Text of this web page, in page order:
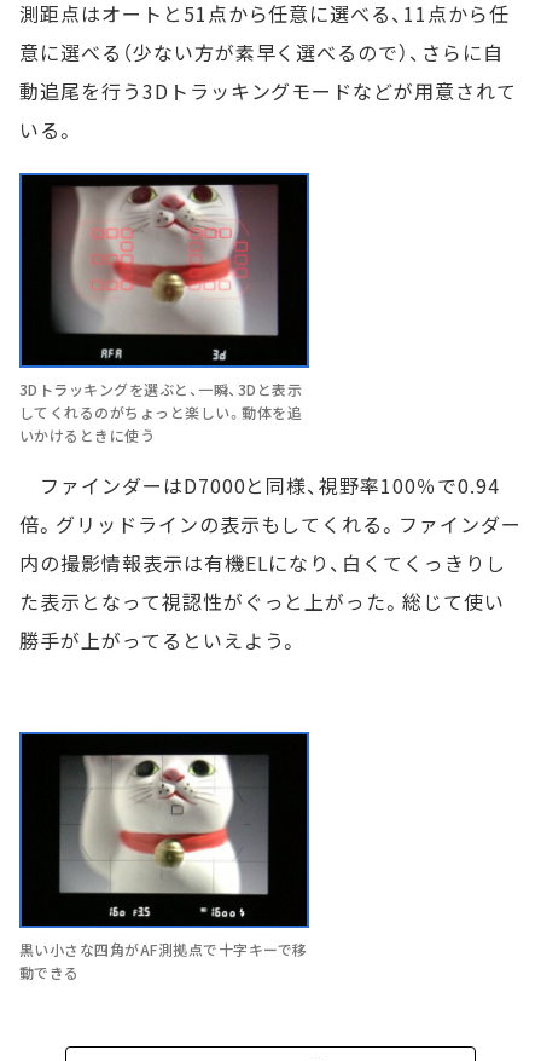
測距点はオートと51点から任意に選べる、11点から任
意に選べる（少ない方が素早く選べるので）、さらに自
動追尾を行う3Dトラッキングモードなどが用意されて
いる。
3Dトラッキングを選ぶと、一瞬、3Dと表示
してくれるのがちょっと楽しい。動体を追
いかけるときに使う
ファインダーはD7000と同様、視野率100％で0.94
倍。グリッドラインの表示もしてくれる。ファインダー
内の撮影情報表示は有機ELになり、白くてくっきりし
た表示となって視認性がぐっと上がった。総じて使い
勝手が上がってるといえよう。
黒い小さな四角がAF測拠点で十字キーで移
動できる